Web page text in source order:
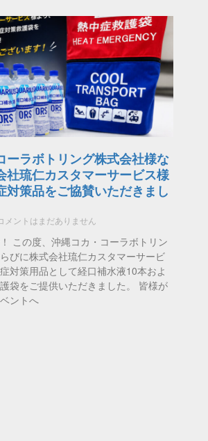
ーラボトリング株式会社様な
社琉仁カスタマーサービス様
対策品をご協賛いただきまし
メントはまだありません
この度、沖縄コカ・コーラボトリン
びに株式会社琉仁カスタマーサービ
対策用品として経口補水液10本およ
袋をご提供いただきました。 皆様が
ントへ